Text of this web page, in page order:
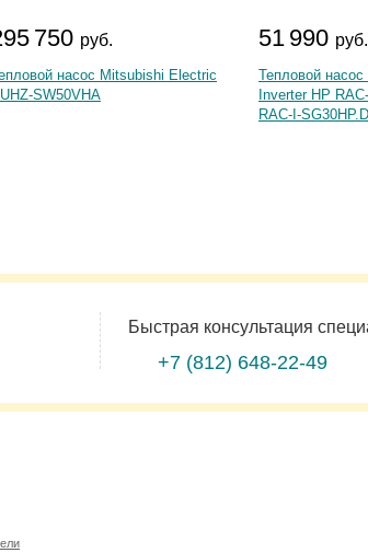
750 руб.
насос Mitsubishi Electric
SW50VHA
51 990 руб.
Тепловой
Inverter HP
RAC-I-
Быстрая консультация
+7 (812) 648-22-49